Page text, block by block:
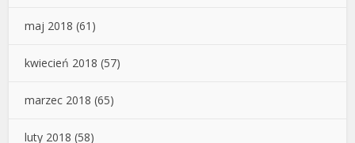
maj 2018 (61)
kwiecień 2018 (57)
marzec 2018 (65)
luty 2018 (58)